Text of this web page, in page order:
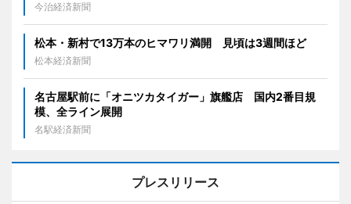
今治経済新聞
松本・新村で13万本のヒマワリ満開 見頃は3週間ほど
松本経済新聞
名古屋駅前に「オニツカタイガー」旗艦店 国内2番目規
模、全ライン展開
名駅経済新聞
プレスリリース